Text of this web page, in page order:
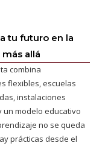
tu futuro en la
más allá
combina
flexibles, escuelas
instalaciones
un modelo educativo
no se queda
prácticas desde el